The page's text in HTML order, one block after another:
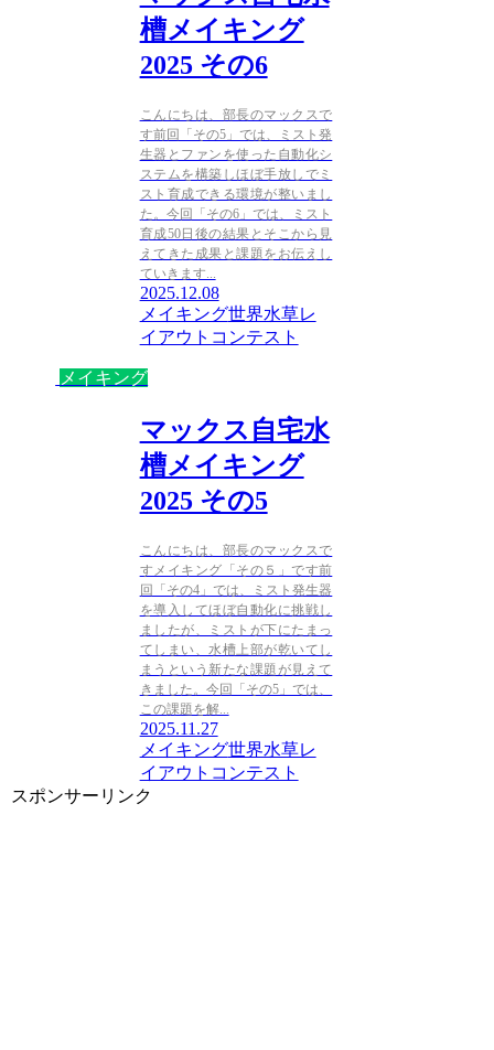
槽メイキング
2025 その6
こんにちは、部長のマックスで
す前回「その5」では、ミスト発
生器とファンを使った自動化シ
ステムを構築しほぼ手放しでミ
スト育成できる環境が整いまし
た。今回「その6」では、ミスト
育成50日後の結果とそこから見
えてきた成果と課題をお伝えし
ていきます...
2025.12.08
メイキング世界水草レ
イアウトコンテスト
メイキング
マックス自宅水
槽メイキング
2025 その5
こんにちは、部長のマックスで
すメイキング「その５」です前
回「その4」では、ミスト発生器
を導入してほぼ自動化に挑戦し
ましたが、ミストが下にたまっ
てしまい、水槽上部が乾いてし
まうという新たな課題が見えて
きました。今回「その5」では、
この課題を解...
2025.11.27
メイキング世界水草レ
イアウトコンテスト
スポンサーリンク